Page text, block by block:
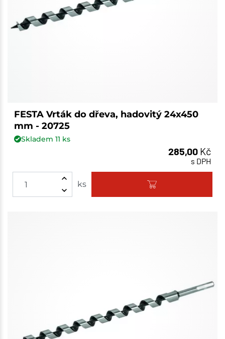
FESTA Vrták do dřeva, hadovitý 24x450
mm - 20725
Skladem 11 ks
285,00 Kč
s DPH
ks